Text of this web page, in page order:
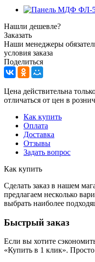
Нашли дешевле?
Заказать
Наши менеджеры
условия заказа
Поделиться
Цена действительна
отличаться от цен в
Как купить
Оплата
Доставка
Отзывы
Задать вопрос
Как купить
Сделать заказ в нашем
предлагаем несколько
выбрать наиболее
Быстрый заказ
Если вы хотите
«Купить в 1 клик».